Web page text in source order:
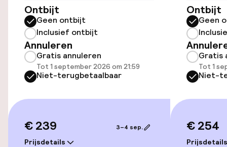
Openbaar parkeren
Fietsverhuur
Toegankelijkheid
Lift
Ontbijt
Geen ontbijt
Inclusief ontbijt
Annuleren
Gratis annuleren
Tot 1 september 2026 om 21:59
Niet-terugbetaalbaar
€ 239
Prijsdetails
3–4 sep.
Ontbijt
Geen
Gratis
Tot 1
Niet-
€ 254
Prijsdetails